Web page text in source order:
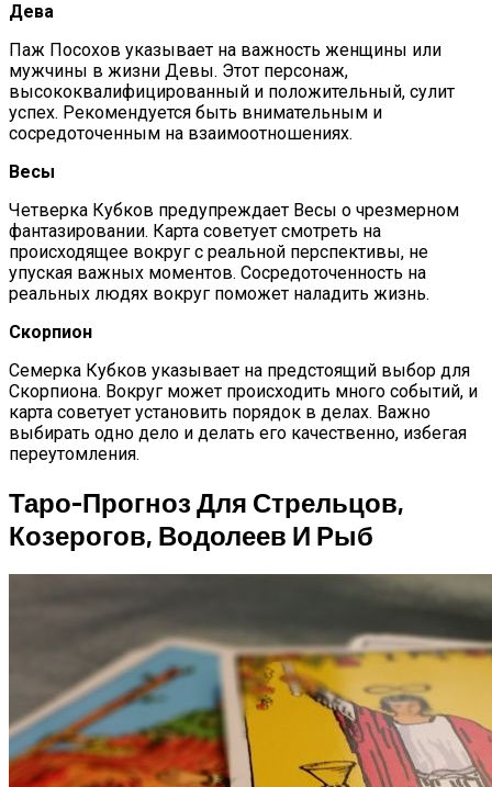
Дева
Паж Посохов указывает на важность женщины или
мужчины в жизни Девы. Этот персонаж,
высококвалифицированный и положительный, сулит
успех. Рекомендуется быть внимательным и
сосредоточенным на взаимоотношениях.
Весы
Четверка Кубков предупреждает Весы о чрезмерном
фантазировании. Карта советует смотреть на
происходящее вокруг с реальной перспективы, не
упуская важных моментов. Сосредоточенность на
реальных людях вокруг поможет наладить жизнь.
Скорпион
Семерка Кубков указывает на предстоящий выбор для
Скорпиона. Вокруг может происходить много событий, и
карта советует установить порядок в делах. Важно
выбирать одно дело и делать его качественно, избегая
переутомления.
Таро-Прогноз Для Стрельцов,
Козерогов, Водолеев И Рыб